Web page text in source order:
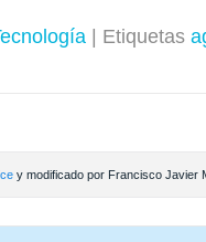
Etiquetas
y modificado por Francisco Javier